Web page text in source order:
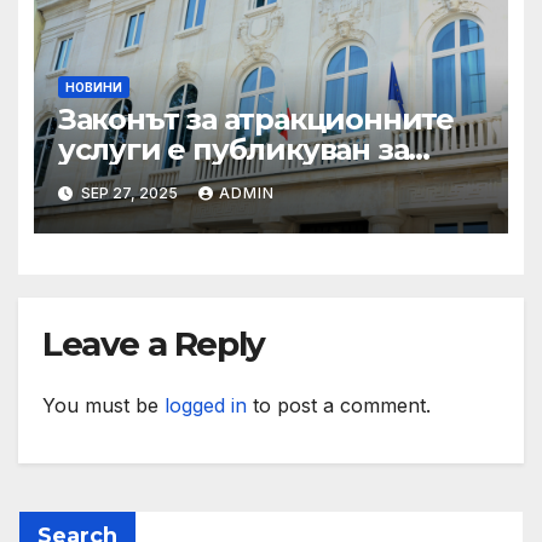
НОВИНИ
Законът за атракционните
услуги е публикуван за
обществено обсъждане
SEP 27, 2025 ADMIN
Leave a Reply
You must be logged in to post a comment.
Search